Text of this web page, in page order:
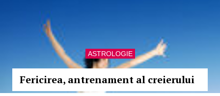
ASTROLOGIE
Fericirea, antrenament al creierului